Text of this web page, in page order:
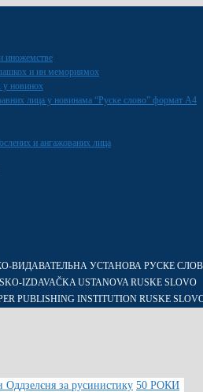
иножемстве
и ин мемориямох
у новинох
лица у новинама “Руске слово” формат A4
и ангажованих лица
ВИДАВАТЕЛЬНА УСТАНОВА РУСКЕ
IZDAVAČKA USTANOVA RUSKE SLOVO
PUBLISHING INSTITUTION RUSKE
Оддзелєня за русинистику 50 РОКИ